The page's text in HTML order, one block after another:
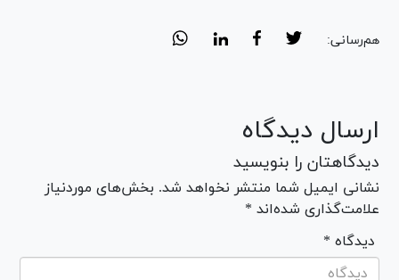
هم‌رسانی:
ارسال دیدگاه
دیدگاهتان را بنویسید
نشانی ایمیل شما منتشر نخواهد شد. بخش‌های موردنیاز
علامت‌گذاری شده‌اند *
* دیدگاه